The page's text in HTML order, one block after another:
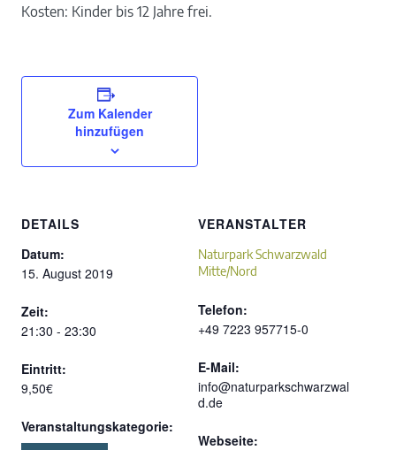
Kosten: Kinder bis 12 Jahre frei.
Zum Kalender
hinzufügen
DETAILS
Datum:
15. August 2019
Zeit:
21:30 - 23:30
Eintritt:
9,50€
Veranstaltungskategorie:
VERANSTALTER
Naturpark Schwarzwald
Mitte/Nord
Telefon:
+49 7223 957715-0
E-Mail:
info@naturparkschwarzwal
d.de
Webseite: